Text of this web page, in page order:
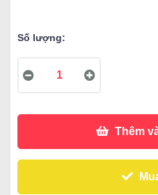
Số lượng:
Thêm